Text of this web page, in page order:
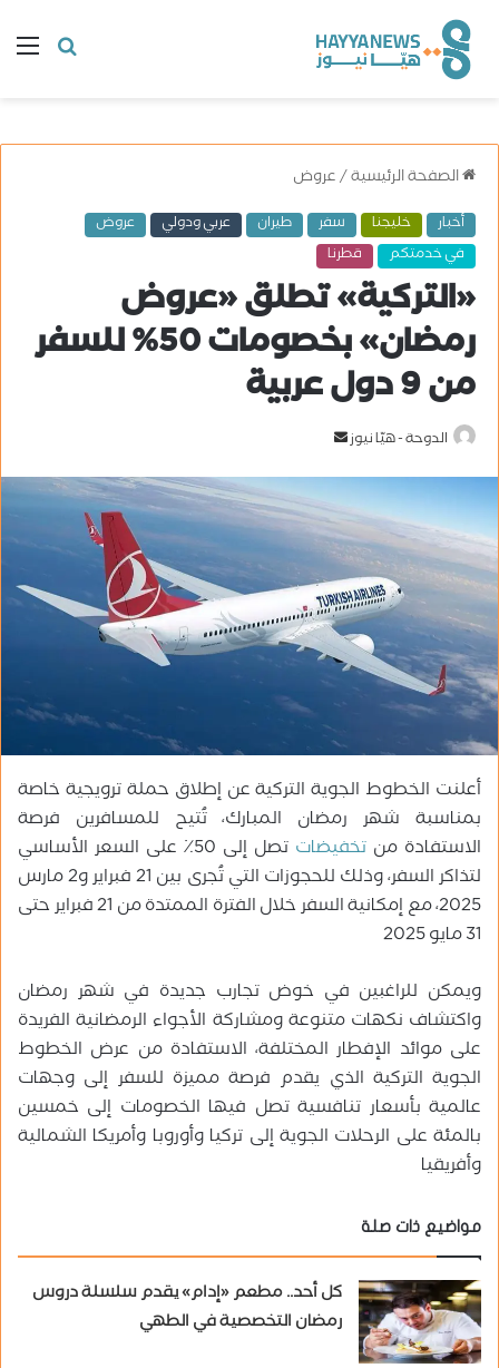
البحث
الصفحة الرئيسية/عروض
أخبار خليجنا سفر طيران عربي ودولي
عروض
في خدمتكم
قطرنا
«التركية» تطلق «عروض
رمضان» بخصومات 50% للسفر
من 9 دول عربية
الدوحة - هيّا نيوز
س
ل
ر
ي
د
ا
ك
ت
ر
و
ي
ا
أعلنت الخطوط الجوية التركية عن إطلاق حملة ترويجية خاصة
بمناسبة شهر رمضان المبارك، تُتيح للمسافرين فرصة
الاستفادة من تخفيضات
تصل إلى 50٪ على السعر الأساسي
لتذاكر السفر، وذلك للحجوزات التي تُجرى بين 21 فبراير و2 مارس
2025، مع إمكانية السفر خلال الفترة الممتدة من 21 فبراير حتى
31 مايو 2025
ويمكن للراغبين في خوض تجارب جديدة في شهر رمضان
واكتشاف نكهات متنوعة ومشاركة الأجواء الرمضانية الفريدة
على موائد الإفطار المختلفة، الاستفادة من عرض الخطوط
الجوية التركية الذي يقدم فرصة مميزة للسفر إلى وجهات
عالمية بأسعار تنافسية تصل فيها الخصومات إلى خمسين
بالمئة على الرحلات الجوية إلى تركيا وأوروبا وأمريكا الشمالية
وأفريقيا
مواضيع ذات صلة
كل أحد.. مطعم «إدام» يقدم سلسلة دروس
رمضان التخصصية في الطهي